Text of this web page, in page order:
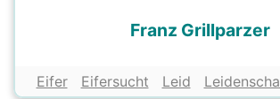
Franz Grillparzer
Eifer Eifersucht Leid